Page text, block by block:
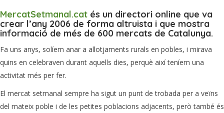
MercatSetmanal.cat és un directori online que va
crear l’any 2006 de forma altruista i que mostra
informació de més de 600 mercats de Catalunya.
Fa uns anys, solíem anar a allotjaments rurals en pobles, i mirava
quins en celebraven durant aquells dies, perquè així teníem una
activitat més per fer.
El mercat setmanal sempre ha sigut un punt de trobada per a veïns
del mateix poble i de les petites poblacions adjacents, però també és